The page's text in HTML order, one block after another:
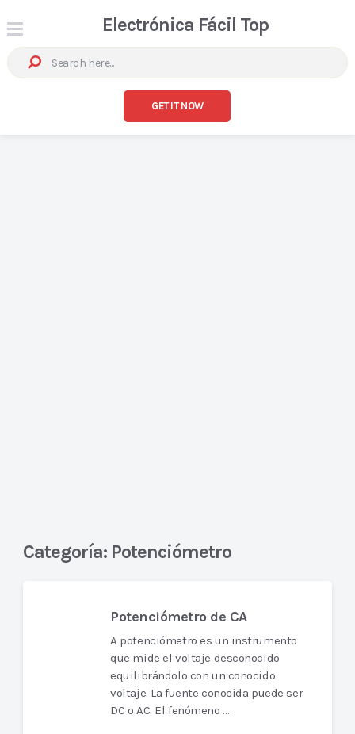
Electrónica Fácil Top
GET IT NOW
Categoría: Potenciómetro
Potenciómetro de CA
A potenciómetro es un instrumento
que mide el voltaje desconocido
equilibrándolo con un conocido
voltaje. La fuente conocida puede ser
DC o AC. El fenómeno …